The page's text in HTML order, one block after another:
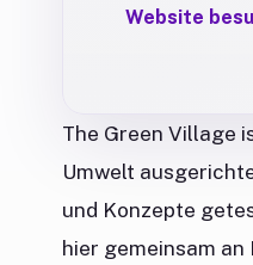
Website
The Green Village
Umwelt
und Konzepte
hier gemeinsam